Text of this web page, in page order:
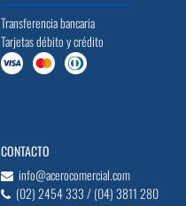
Transferencia bancaria
Tarjetas débito y crédito
CONTACTO
info@acerocomercial.com
(02) 2454 333 / (04) 3811 280